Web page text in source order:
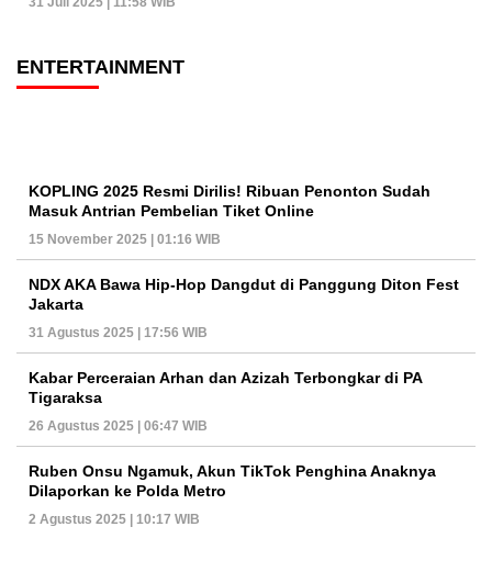
ENTERTAINMENT
KOPLING 2025 Resmi Dirilis! Ribuan Penonton Sudah
Masuk Antrian Pembelian Tiket Online
15 November 2025 | 01:16 WIB
NDX AKA Bawa Hip-Hop Dangdut di Panggung Diton Fest
Jakarta
31 Agustus 2025 | 17:56 WIB
Kabar Perceraian Arhan dan Azizah Terbongkar di PA
Tigaraksa
26 Agustus 2025 | 06:47 WIB
Ruben Onsu Ngamuk, Akun TikTok Penghina Anaknya
Dilaporkan ke Polda Metro
2 Agustus 2025 | 10:17 WIB